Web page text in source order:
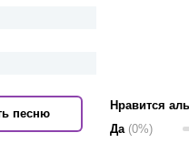
песню
Нравится
Да (0%)